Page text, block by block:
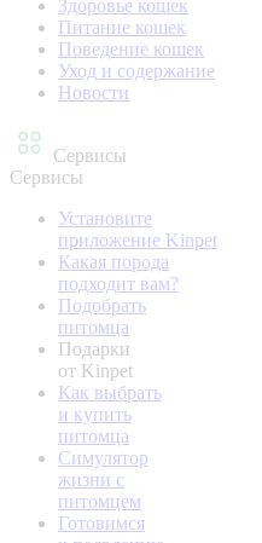
Здоровье кошек
Питание кошек
Поведение кошек
Уход и содержание
Новости
Сервисы
Сервисы
Установите
приложение Kinpet
Какая порода
подходит вам?
Подобрать
питомца
Подарки
от Kinpet
Как выбрать
и купить
питомца
Симулятор
жизни с
питомцем
Готовимся